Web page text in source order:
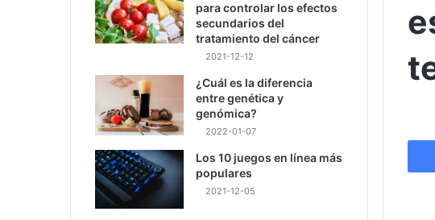
para controlar los efectos
secundarios del
tratamiento del cáncer
2021-12-12
¿Cuál es la diferencia
entre genética y
genómica?
2022-01-07
Los 10 juegos en línea más
populares
2021-12-05